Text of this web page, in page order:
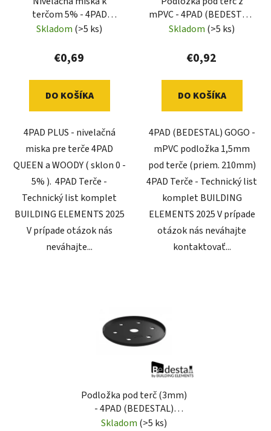
terčom 5% - 4PAD
(BEDESTAL) PLUS
Skladom (>5 ks)
€0,69
DO KOŠÍKA
4PAD PLUS - nivelačná
miska pre terče 4PAD
QUEEN a WOODY ( sklon 0 -
5% ). 4PAD Terče -
Technický list komplet
BUILDING ELEMENTS 2025
V prípade otázok nás
neváhajte...
mPVC - 4PAD (BEDESTAL)
GOGO
Skladom (>5 ks)
€0,92
DO KOŠÍKA
4PAD (BEDESTAL) GOGO -
mPVC podložka 1,5mm
pod terče (priem. 210mm)
4PAD Terče - Technický list
komplet BUILDING
ELEMENTS 2025 V prípade
otázok nás neváhajte
kontaktovať...
Podložka pod terč (3mm)
- 4PAD (BEDESTAL)
SKUDO
Skladom (>5 ks)